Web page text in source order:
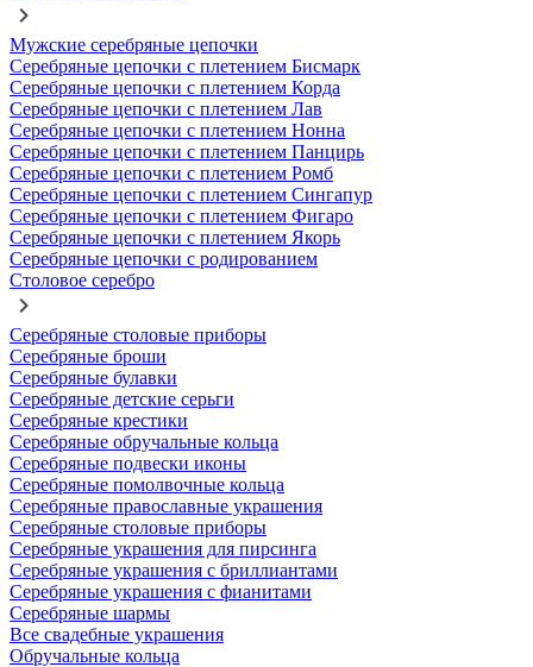
Мужские серебряные цепочки
Серебряные цепочки с плетением Бисмарк
Серебряные цепочки с плетением Корда
Серебряные цепочки с плетением Лав
Серебряные цепочки с плетением Нонна
Серебряные цепочки с плетением Панцирь
Серебряные цепочки с плетением Ромб
Серебряные цепочки с плетением Сингапур
Серебряные цепочки с плетением Фигаро
Серебряные цепочки с плетением Якорь
Серебряные цепочки с родированием
Столовое серебро
Серебряные столовые приборы
Серебряные броши
Серебряные булавки
Серебряные детские серьги
Серебряные крестики
Серебряные обручальные кольца
Серебряные подвески иконы
Серебряные помолвочные кольца
Серебряные православные украшения
Серебряные столовые приборы
Серебряные украшения для пирсинга
Серебряные украшения с бриллиантами
Серебряные украшения с фианитами
Серебряные шармы
Все свадебные украшения
Обручальные кольца